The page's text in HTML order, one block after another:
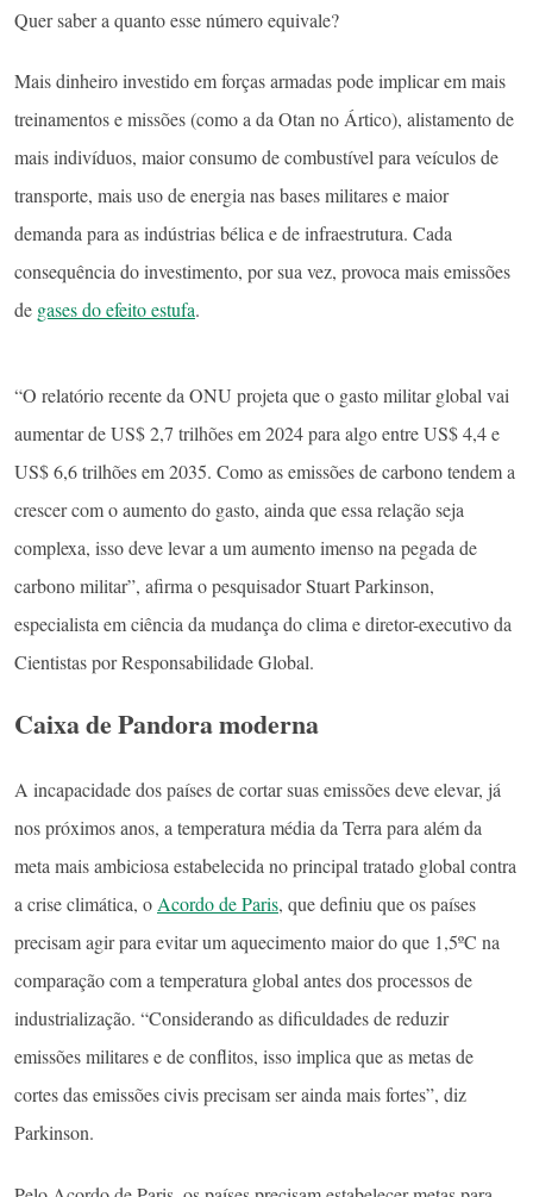
Quer saber a quanto esse número equivale?
Mais dinheiro investido em forças armadas pode implicar em mais
treinamentos e missões (como a da Otan no Ártico), alistamento de
mais indivíduos, maior consumo de combustível para veículos de
transporte, mais uso de energia nas bases militares e maior
demanda para as indústrias bélica e de infraestrutura. Cada
consequência do investimento, por sua vez, provoca mais emissões
de gases do efeito estufa.
“O relatório recente da ONU projeta que o gasto militar global vai
aumentar de US$ 2,7 trilhões em 2024 para algo entre US$ 4,4 e
US$ 6,6 trilhões em 2035. Como as emissões de carbono tendem a
crescer com o aumento do gasto, ainda que essa relação seja
complexa, isso deve levar a um aumento imenso na pegada de
carbono militar”, afirma o pesquisador Stuart Parkinson,
especialista em ciência da mudança do clima e diretor-executivo da
Cientistas por Responsabilidade Global.
Caixa de Pandora moderna
A incapacidade dos países de cortar suas emissões deve elevar, já
nos próximos anos, a temperatura média da Terra para além da
meta mais ambiciosa estabelecida no principal tratado global contra
a crise climática, oAcordo de Paris, que definiu que os países
precisam agir para evitar um aquecimento maior do que 1,5ºC na
comparação com a temperatura global antes dos processos de
industrialização. “Considerando as dificuldades de reduzir
emissões militares e de conflitos, isso implica que as metas de
cortes das emissões civis precisam ser ainda mais fortes”, diz
Parkinson.